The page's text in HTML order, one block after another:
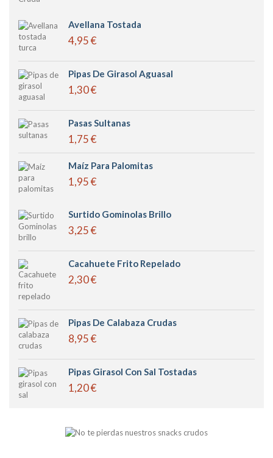
Avellana Tostada
4,95 €
Pipas De Girasol Aguasal
1,30 €
Pasas Sultanas
1,75 €
Maíz Para Palomitas
1,95 €
Surtido Gominolas Brillo
3,25 €
Cacahuete Frito Repelado
2,30 €
Pipas De Calabaza Crudas
8,95 €
Pipas Girasol Con Sal Tostadas
1,20 €